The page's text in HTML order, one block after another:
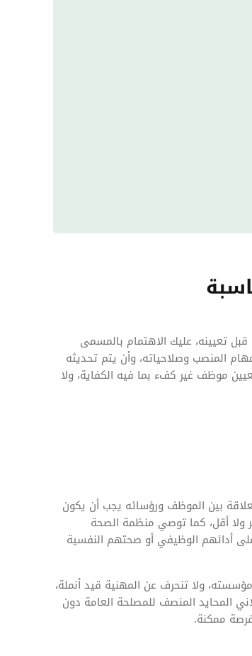
تعيينه، عليك الاهتمام بالمسمى
المنصب وصلاحياته، وأن يتم تحديثه
موظف غير كفء بما فيه الكفاية، ولا
بين الموظف ورؤسائه يجب أن يكون
ولا أقل، كما توصي منظمة الصحة
على أدائهم الوظيفي أو صحتهم النفسية
ولا تنحرف عن المهنية قيد أنملة،
المحايد المنصف للمصلحة العامة دون
ممكنة.